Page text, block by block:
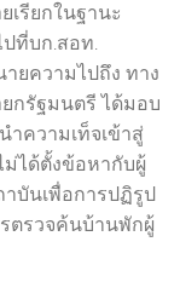
รียกในฐานะ
ที่บก.สอท.
ยความไปถึง ทาง
กรัฐมนตรี ได้มอบ
ความเท็จเข้าสู่
ม่ได้ตั้งข้อหากับผู้
าบันเพื่อการปฏิรูป
ตรวจค้นบ้านพักผู้